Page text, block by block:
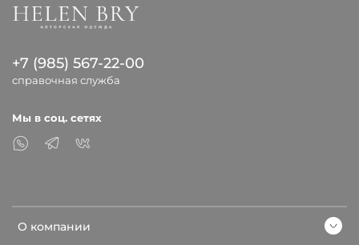
О компании
+7 (985) 567-22-00
справочная служба
Мы в соц. сетях